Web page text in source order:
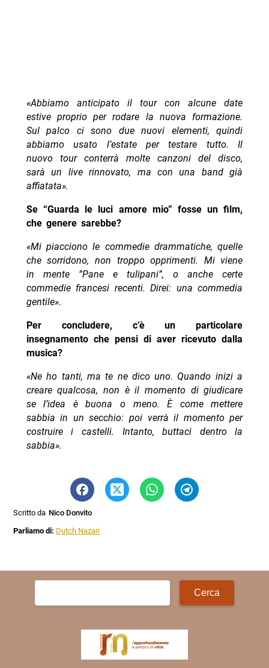
«Abbiamo anticipato il tour con alcune date
estive proprio per rodare la nuova formazione.
Sul palco ci sono due nuovi elementi, quindi
abbiamo usato l’estate per testare tutto. Il
nuovo tour conterrà molte canzoni del disco,
sarà un live rinnovato, ma con una band già
affiatata».
Se “Guarda le luci amore mio” fosse un film,
che genere sarebbe?
«Mi piacciono le commedie drammatiche, quelle
che sorridono, non troppo opprimenti. Mi viene
in mente “Pane e tulipani”, o anche certe
commedie francesi recenti. Direi: una commedia
gentile».
Per concludere, c’è un particolare
insegnamento che pensi di aver ricevuto dalla
musica?
«Ne ho tanti, ma te ne dico uno. Quando inizi a
creare qualcosa, non è il momento di giudicare
se l’idea è buona o meno. È come mettere
sabbia in un secchio: poi verrà il momento per
costruire i castelli. Intanto, buttaci dentro la
sabbia».
Scritto da Nico Donvito
Parliamo di: Dutch Nazari
Ricerca